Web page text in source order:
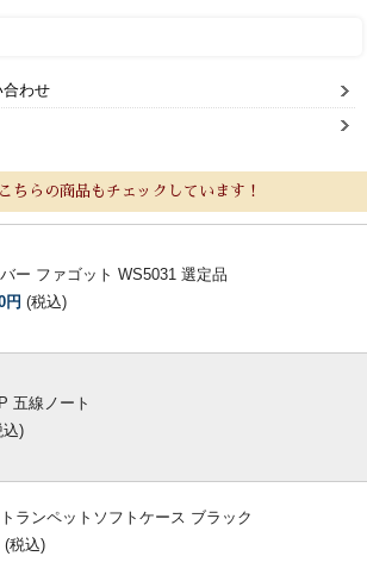
合わせ
ちらの商品もチェックしています！
ー ファゴット WS5031 選定品
円 (税込)
五線ノート
込)
ランペットソフトケース ブラック
(税込)